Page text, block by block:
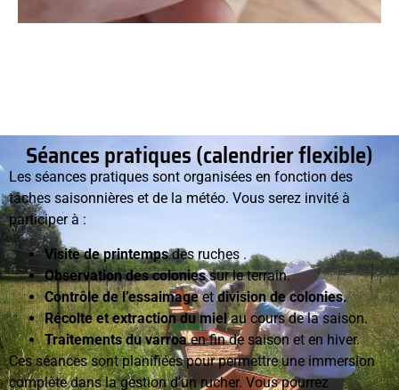
Séances pratiques (calendrier flexible)
Les séances pratiques sont organisées en fonction des
tâches saisonnières et de la météo. Vous serez invité à
participer à :
Visite de printempsdes ruches .
Observation des coloniessur le terrain.
Contrôle de l’essaimageetdivision de colonies.
Récolte et extraction du mielau cours de la saison.
Traitements du varroaen fin de saison et en hiver.
Ces séances sont planifiées pour permettre une immersion
complète dans la gestion d’un rucher. Vous pourrez